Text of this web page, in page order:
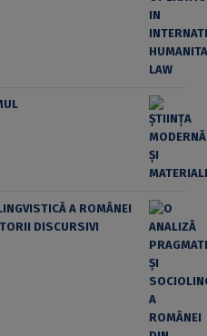
A ROMÂNEI
DISCURSIVI